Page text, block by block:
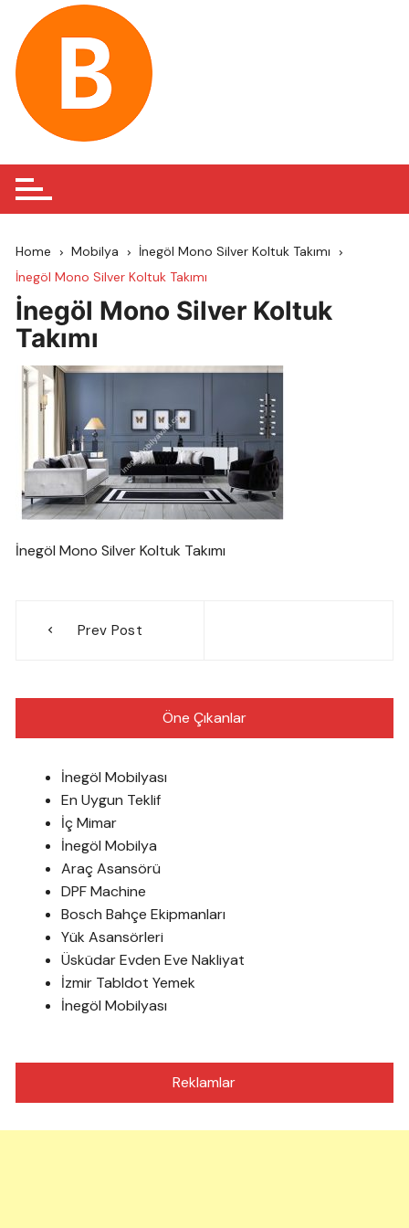
content
Home Mobilya
İnegöl Mono Silver Koltuk Takımı
İnegöl Mono Silver Koltuk Takımı
İnegöl Mono Silver Koltuk
Takımı
İnegöl Mono Silver Koltuk Takımı
gezinmesi
Prev Post
Öne Çıkanlar
İnegöl Mobilyası
En Uygun Teklif
İç Mimar
İnegöl Mobilya
Araç Asansörü
DPF Machine
Bosch Bahçe Ekipmanları
Yük Asansörleri
Üsküdar Evden Eve Nakliyat
İzmir Tabldot Yemek
İnegöl Mobilyası
Reklamlar